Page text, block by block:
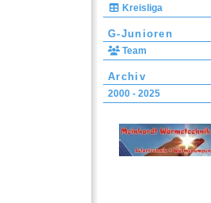
Kreisliga
G-Junioren
Team
Archiv
2000 - 2025